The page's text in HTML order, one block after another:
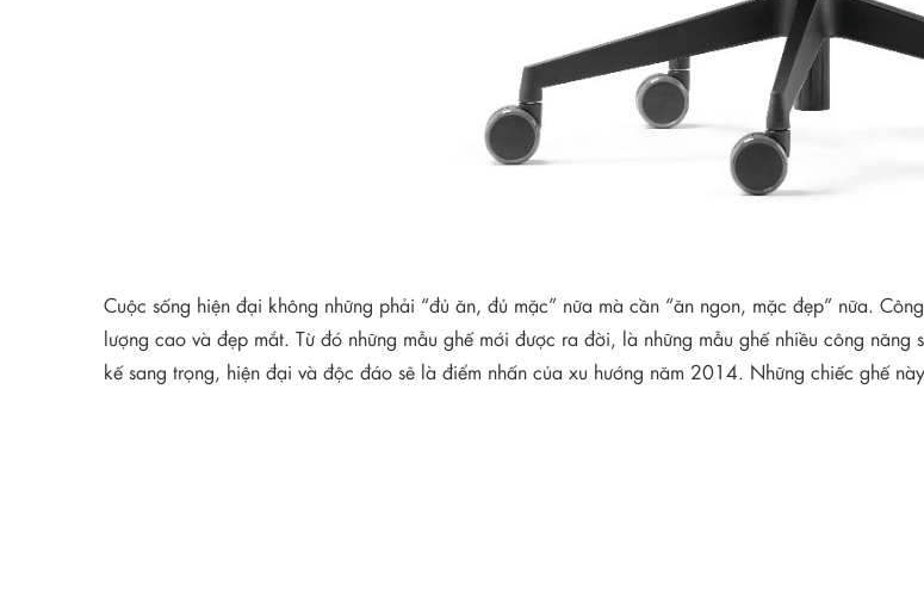
Cuộc sống hiện đại không những phải “đủ ăn, đủ mặc” nữa mà cần “ăn ngon, mặc đẹp” nữa.
lượng cao và đẹp mắt. Từ đó những mẫu ghế mới được ra đời, là những mẫu ghế nhiều công
kế sang trọng, hiện đại và độc đáo sẽ là điểm nhấn của xu hướng năm 2014. Những chiếc ghế